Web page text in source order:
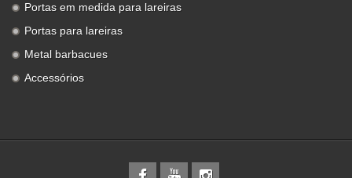
Portas em medida para lareiras
Portas para lareiras
Metal barbacues
Accessórios